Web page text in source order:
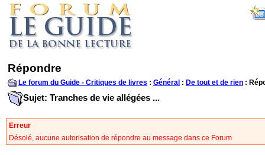
Répondre
Le forum du Guide - Critiques de livres : Général : De tout et de rien :
Sujet: Tranches de vie allégées ...
Erreur
Désolé, aucune autorisation de répondre au message dans ce Forum